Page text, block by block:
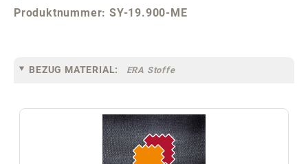
Produktnummer:SY-19.900-ME
BEZUG MATERIAL: ERA Stoffe